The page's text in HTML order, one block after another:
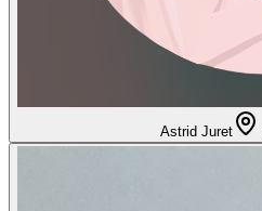
Astrid Juret